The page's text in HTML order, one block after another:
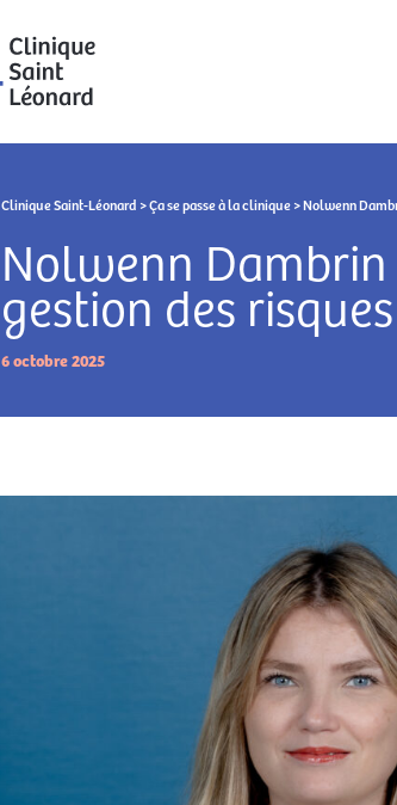
Clinique Saint-Léonard >Ça se passe à la clinique> Nolwenn
Nolwenn
gestion des risques
6 octobre 2025